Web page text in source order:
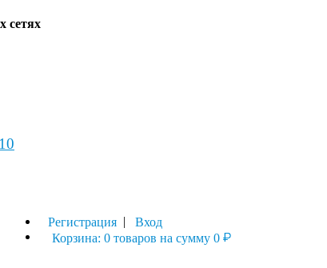
сетях
Регистрация | Вход
Корзина: 0 товаров на сумму 0